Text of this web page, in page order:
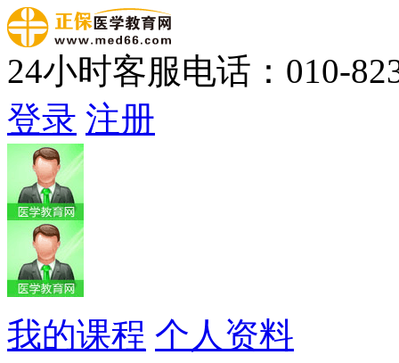
24小时客服电话：010-
登录 注册
我的课程 个人资料